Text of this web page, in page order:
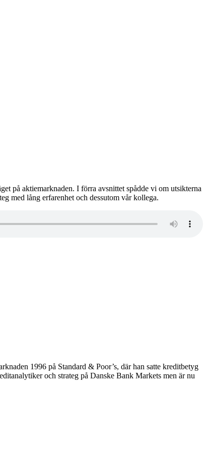
på aktiemarknaden. I förra avsnittet spådde vi om utsikterna
med lång erfarenhet och dessutom vår kollega.
1996 på Standard & Poor’s, där han satte kreditbetyg
och strateg på Danske Bank Markets men är nu